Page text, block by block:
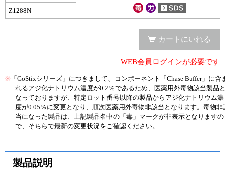
Z1288N
※ 「GoStixシリーズ」につきまして、コンポーネント「Chase Buffer」に含
れるアジ化ナトリウム濃度が0.2％であるため、医薬用外毒物該当製品
なっておりますが、特定ロット番号以降の製品からアジ化ナトリウム濃
度が0.05％に変更となり、順次医薬用外毒物非該当となります。毒物非
当になった製品は、上記製品名中の「毒」マークが非表示となりますの
で、そちらで最新の変更状況をご確認ください。
カートにいれる
WEB会員ログインが必要です
製品説明